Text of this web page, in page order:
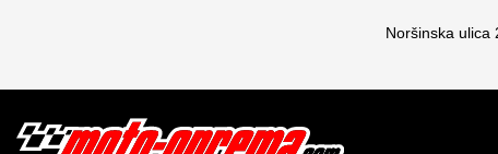
Noršinska ulica